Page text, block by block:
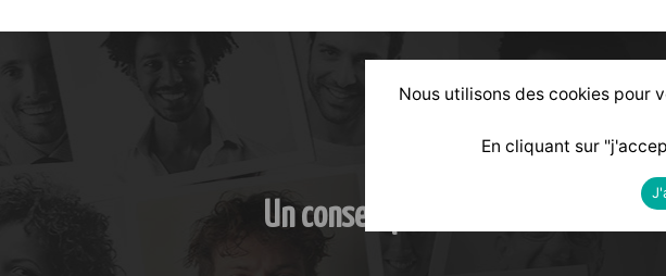
Un conseil personnalisé selon
Nous utilisons des cookies pour
En cliquant sur